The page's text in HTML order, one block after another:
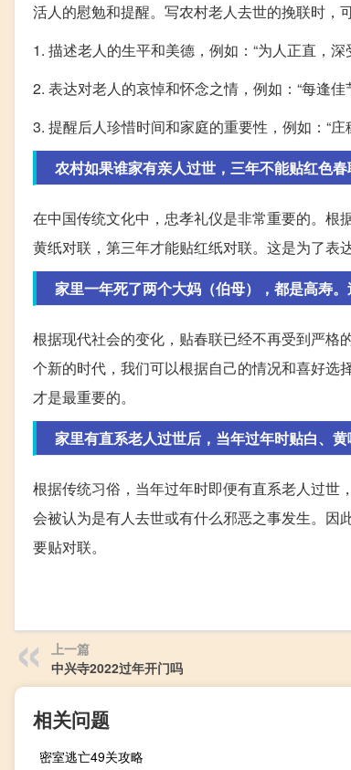
活人的慰勉和提醒。写农村老人去世的挽联时，
1. 描述老人的生平和美德，例如：“为人正直，深
2. 表达对老人的哀悼和怀念之情，例如：“每逢佳
3. 提醒后人珍惜时间和家庭的重要性，例如：“庄
农村如果谁家有亲人过世，三年不能贴红色
在中国传统文化中，忠孝礼仪是非常重要的。根
黄纸对联，第三年才能贴红纸对联。这是为了表
家里一年死了两个大妈（伯母），都是高寿
根据现代社会的变化，贴春联已经不再受到严格
个新的时代，我们可以根据自己的情况和喜好选
才是最重要的。
家里有直系老人过世后，当年过年时贴白、
根据传统习俗，当年过年时即便有直系老人过世
会被认为是有人去世或有什么邪恶之事发生。因
要贴对联。
上一篇
中兴寺2022过年开门吗
相关问题
密室逃亡49关攻略